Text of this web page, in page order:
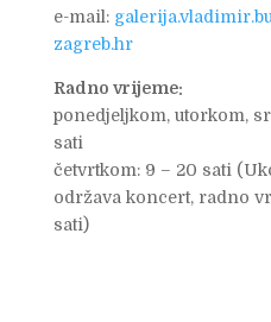
e-mail:
zagreb.hr
Radno vrijeme:
ponedjeljkom, utorkom,
sati
četvrtkom: 9 – 20 sati
održava koncert, radno
sati)